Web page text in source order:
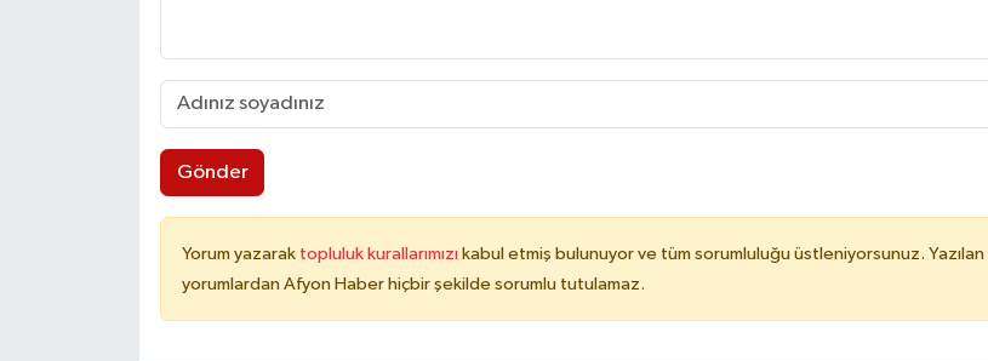
Gönder
Yorum yazarak topluluk kurallarımızı kabul etmiş bulunuyor ve tüm sorumluluğu üstleniyorsunuz. Yazılan
yorumlardan Afyon Haber hiçbir şekilde sorumlu tutulamaz.